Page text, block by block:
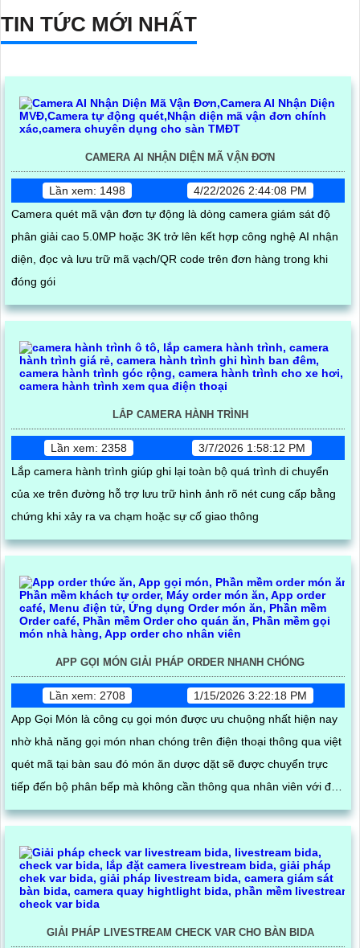
TIN TỨC MỚI NHẤT
CAMERA AI NHẬN DIỆN MÃ VẬN ĐƠN
Lần xem: 1498
4/22/2026 2:44:08 PM
Camera quét mã vận đơn tự động là dòng camera giám sát độ
phân giải cao 5.0MP hoặc 3K trở lên kết hợp công nghệ AI nhận
diện, đọc và lưu trữ mã vạch/QR code trên đơn hàng trong khi
đóng gói
LẮP CAMERA HÀNH TRÌNH
Lần xem: 2358
3/7/2026 1:58:12 PM
Lắp camera hành trình giúp ghi lại toàn bộ quá trình di chuyển
của xe trên đường hỗ trợ lưu trữ hình ảnh rõ nét cung cấp bằng
chứng khi xảy ra va chạm hoặc sự cố giao thông
APP GỌI MÓN GIẢI PHÁP ORDER NHANH CHÓNG
Lần xem: 2708
1/15/2026 3:22:18 PM
App Gọi Món là công cụ gọi món được ưu chuộng nhất hiện nay
nhờ khả năng gọi món nhan chóng trên điện thoại thông qua việt
quét mã tại bàn sau đó món ăn dược dặt sẽ được chuyển trực
tiếp đến bộ phân bếp mà không cần thông qua nhân viên với độ
chính sát cao giúp khách hàng dể dàng cập nhật trạng thái món
GIẢI PHÁP LIVESTREAM CHECK VAR CHO BÀN BIDA